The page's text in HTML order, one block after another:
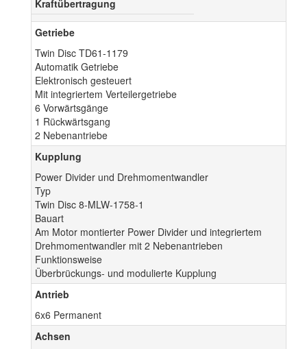
Kraftübertragung
Getriebe
Twin Disc TD61-1179
Automatik Getriebe
Elektronisch gesteuert
Mit integriertem Verteilergetriebe
6 Vorwärtsgänge
1 Rückwärtsgang
2 Nebenantriebe
Kupplung
Power Divider und Drehmomentwandler
Typ
Twin Disc 8-MLW-1758-1
Bauart
Am Motor montierter Power Divider und integriertem
Drehmomentwandler mit 2 Nebenantrieben
Funktionsweise
Überbrückungs- und modulierte Kupplung
Antrieb
6x6 Permanent
Achsen